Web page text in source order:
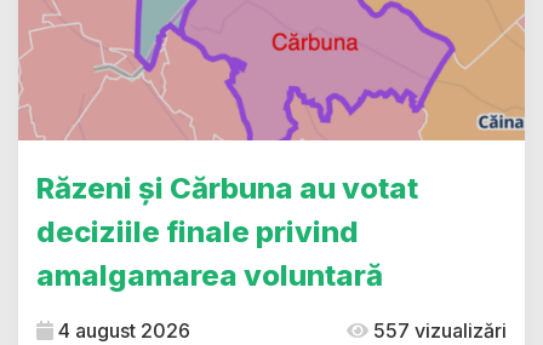
Răzeni și Cărbuna au votat
deciziile finale privind
amalgamarea voluntară
4 august 2026 557 vizualizări